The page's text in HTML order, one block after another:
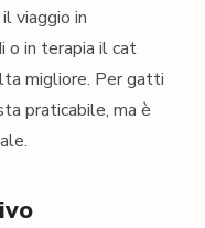
viaggio in
o in terapia il cat
migliore. Per gatti
praticabile, ma è